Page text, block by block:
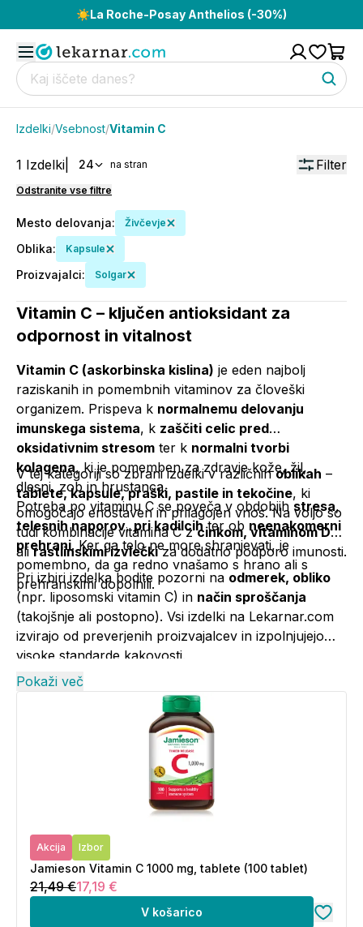
☀️La Roche-Posay Anthelios (-30%)
Izdelki/Vsebnost/Vitamin C
1 Izdelki 24 na stran Filter
Odstranite vse filtre
Mesto delovanja: Živčevje
Oblika: Kapsule
Proizvajalci: Solgar
Vitamin C – ključen antioksidant za
odpornost in vitalnost
Vitamin C (askorbinska kislina) je eden najbolj
raziskanih in pomembnih vitaminov za človeški
organizem. Prispeva k normalnemu delovanju
imunskega sistema, k zaščiti celic pred
oksidativnim stresom ter k normalni tvorbi
kolagena, ki je pomemben za zdravje kože, žil,
dlesni, zob in hrustanca.
Potreba po vitaminu C se poveča v obdobjih stresa,
telesnih naporov,pri kadilcihter ob neenakomerni
prehrani. Ker ga telo ne more shranjevati, je
pomembno, da ga redno vnašamo s hrano ali s
prehranskimi dopolnili.
V tej kategoriji so zbrani izdelki v različnihoblikah –
tablete, kapsule, praški, pastile in tekočine, ki
omogočajo enostaven in prilagojen vnos. Na voljo so
tudi kombinacije vitamina C zcinkom,vitaminom D
alirastlinskimi izvlečkiza dodatno podporo imunosti.
Pri izbiri izdelka bodite pozorni na odmerek, obliko
(npr. liposomski vitamin C) in način sproščanja
(takojšnje ali postopno). Vsi izdelki na Lekarnar.com
izvirajo od preverjenih proizvajalcev in izpolnjujejo
visoke standarde kakovosti.
Pokaži več
Akcija Izbor
Jamieson Vitamin C 1000 mg, tablete (100 tablet)
21,49 €17,19 €
V košarico